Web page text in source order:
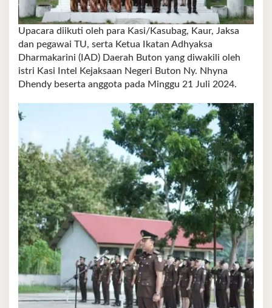
Upacara diikuti oleh para Kasi/Kasubag, Kaur, Jaksa
dan pegawai TU, serta Ketua Ikatan Adhyaksa
Dharmakarini (IAD) Daerah Buton yang diwakili oleh
istri Kasi Intel Kejaksaan Negeri Buton Ny. Nhyna
Dhendy beserta anggota pada Minggu 21 Juli 2024.